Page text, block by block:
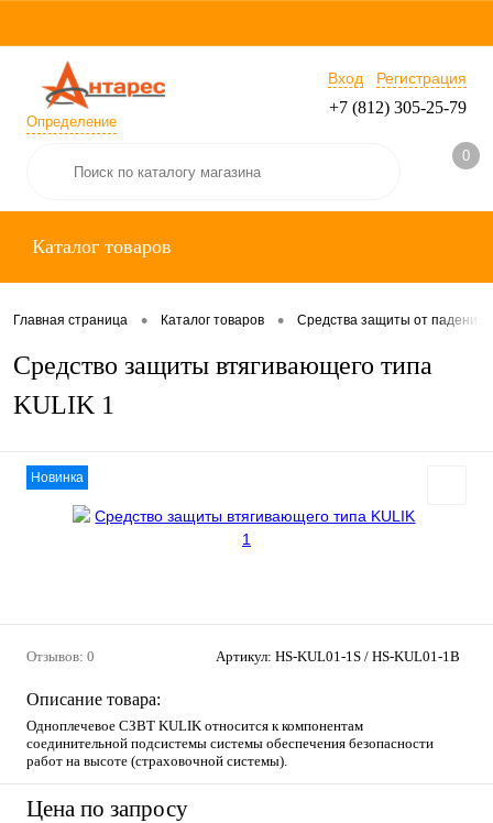
Определение
Вход Регистрация
+7 (812) 305-25-79
0
Каталог товаров
Главная страница • Каталог товаров • Средства защиты от падения
Средство защиты втягивающего типа
KULIK 1
Новинка
Отзывов: 0 Артикул: HS-KUL01-1S / HS-KUL01-1B
Описание товара:
Одноплечевое СЗВТ KULIK относится к компонентам
соединительной подсистемы системы обеспечения безопасности
работ на высоте (страховочной системы).
Цена по запросу